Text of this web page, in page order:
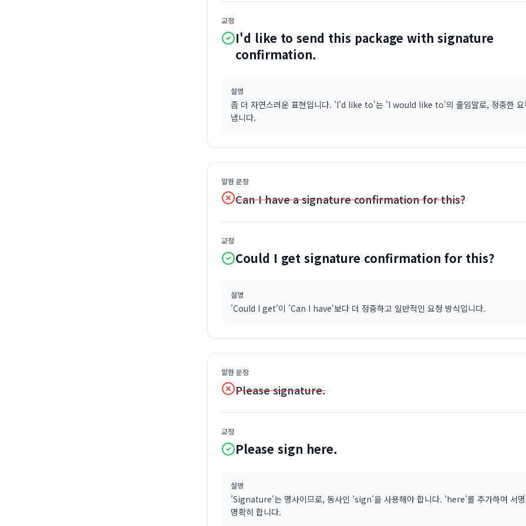
교정
I'd like to send this package with signature
confirmation.
설명
좀 더 자연스러운 표현입니다. 'I'd like to'는 'I would like to'의 줄임말로, 정중한 요
냅니다.
말한 문장
Can I have a signature confirmation for this?
교정
Could I get signature confirmation for this?
설명
'Could I get'이 'Can I have'보다 더 정중하고 일반적인 요청 방식입니다.
말한 문장
Please signature.
교정
Please sign here.
설명
'Signature'는 명사이므로, 동사인 'sign'을 사용해야 합니다. 'here'를 추가하여 서명
명확히 합니다.